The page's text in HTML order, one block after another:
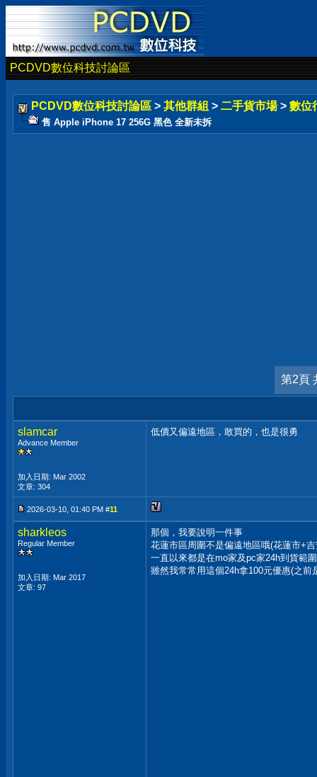
PCDVD數位科技討論區
PCDVD數位科技討論區 > 其他群組 > 二手貨市場 > 數位
售 Apple iPhone 17 256G 黑色 全新未拆
第2頁
slamcar
Advance Member
加入日期: Mar 2002
文章: 304
低價又偏遠地區，敢買的，也是很勇
2026-03-10, 01:40 PM #11
sharkleos
Regular Member
加入日期: Mar 2017
文章: 97
那個，我要說明一件事
花蓮市區周圍不是偏遠地區哦(花蓮市+
一直以來都是在mo家及pc家24h到貨範
雖然我常常用這個24h拿100元優惠(之前